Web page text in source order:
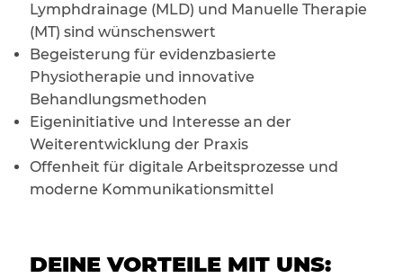
Lymphdrainage (MLD) und Manuelle Therapie
(MT) sind wünschenswert
Begeisterung für evidenzbasierte
Physiotherapie und innovative
Behandlungsmethoden
Eigeninitiative und Interesse an der
Weiterentwicklung der Praxis
Offenheit für digitale Arbeitsprozesse und
moderne Kommunikationsmittel
DEINE VORTEILE MIT UNS: